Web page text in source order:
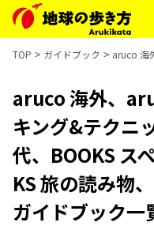
TOP ガイドブック aruco 海
aruco 海外、
キング&テクニ
代、BOOKS ス
KS 旅の読み物
ガイドブック一